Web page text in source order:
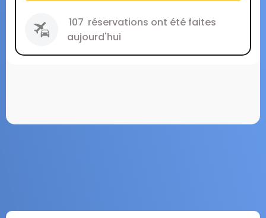
107 réservations ont été faites
aujourd'hui